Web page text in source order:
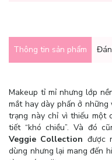
Thông tin sản phẩm
Makeup tỉ mỉ nhưng lớp
mắt hay dày phấn ở những
trạng này chỉ vì thiếu một
tiết “khó chiều”. Và đó
Veggie Collection được
dùng nhưng lại mang đến